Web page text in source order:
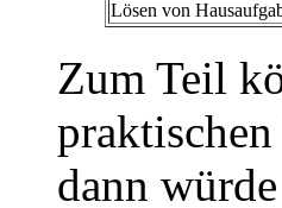
Lösen von
Zum Teil
dann